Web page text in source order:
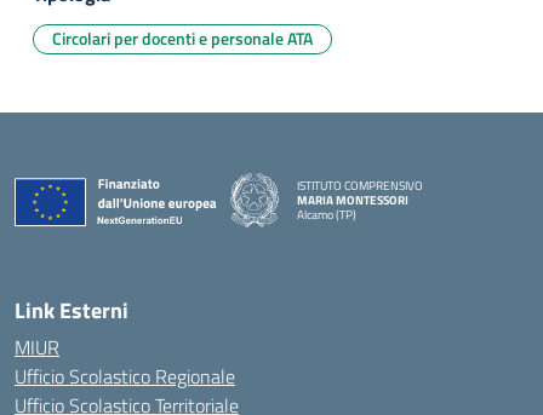
Circolari per docenti e personale ATA
ISTITUTO COMPRENSIVO
MARIA MONTESSORI
Alcamo (TP)
Link Esterni
MIUR
Ufficio Scolastico Regionale
Ufficio Scolastico Territoriale